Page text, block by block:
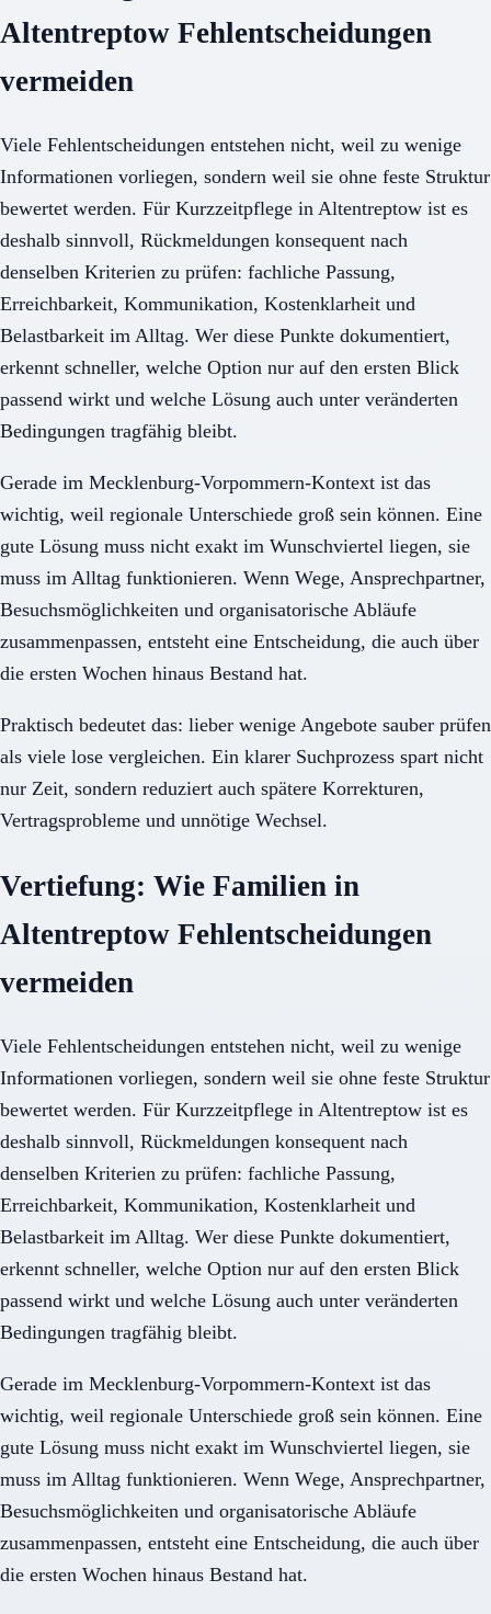
Altentreptow Fehlentscheidungen
vermeiden
Viele Fehlentscheidungen entstehen nicht, weil zu wenige
Informationen vorliegen, sondern weil sie ohne feste Struktur
bewertet werden. Für Kurzzeitpflege in Altentreptow ist es
deshalb sinnvoll, Rückmeldungen konsequent nach
denselben Kriterien zu prüfen: fachliche Passung,
Erreichbarkeit, Kommunikation, Kostenklarheit und
Belastbarkeit im Alltag. Wer diese Punkte dokumentiert,
erkennt schneller, welche Option nur auf den ersten Blick
passend wirkt und welche Lösung auch unter veränderten
Bedingungen tragfähig bleibt.
Gerade im Mecklenburg-Vorpommern-Kontext ist das
wichtig, weil regionale Unterschiede groß sein können. Eine
gute Lösung muss nicht exakt im Wunschviertel liegen, sie
muss im Alltag funktionieren. Wenn Wege, Ansprechpartner,
Besuchsmöglichkeiten und organisatorische Abläufe
zusammenpassen, entsteht eine Entscheidung, die auch über
die ersten Wochen hinaus Bestand hat.
Praktisch bedeutet das: lieber wenige Angebote sauber prüfen
als viele lose vergleichen. Ein klarer Suchprozess spart nicht
nur Zeit, sondern reduziert auch spätere Korrekturen,
Vertragsprobleme und unnötige Wechsel.
Vertiefung: Wie Familien in
Altentreptow Fehlentscheidungen
vermeiden
Viele Fehlentscheidungen entstehen nicht, weil zu wenige
Informationen vorliegen, sondern weil sie ohne feste Struktur
bewertet werden. Für Kurzzeitpflege in Altentreptow ist es
deshalb sinnvoll, Rückmeldungen konsequent nach
denselben Kriterien zu prüfen: fachliche Passung,
Erreichbarkeit, Kommunikation, Kostenklarheit und
Belastbarkeit im Alltag. Wer diese Punkte dokumentiert,
erkennt schneller, welche Option nur auf den ersten Blick
passend wirkt und welche Lösung auch unter veränderten
Bedingungen tragfähig bleibt.
Gerade im Mecklenburg-Vorpommern-Kontext ist das
wichtig, weil regionale Unterschiede groß sein können. Eine
gute Lösung muss nicht exakt im Wunschviertel liegen, sie
muss im Alltag funktionieren. Wenn Wege, Ansprechpartner,
Besuchsmöglichkeiten und organisatorische Abläufe
zusammenpassen, entsteht eine Entscheidung, die auch über
die ersten Wochen hinaus Bestand hat.